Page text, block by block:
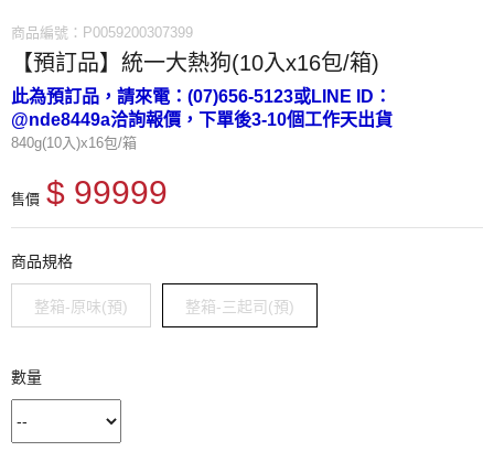
商品編號：P0059200307399
【預訂品】統一大熱狗(10入x16包/箱)
此為預訂品，請來電：(07)656-5123或LINE ID：
@nde8449a洽詢報價，下單後3-10個工作天出貨
840g(10入)x16包/箱
售價 $ 99999
商品規格
整箱-原味(預) 整箱-三起司(預)
數量